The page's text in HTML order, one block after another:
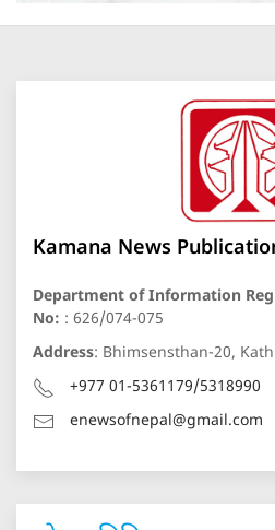
Kamana News
Department of Information
No: : 626/074-075
Address: Bhimsensthan-20,
+977 01-5361179/5318990
enewsofnepal@gmail.com